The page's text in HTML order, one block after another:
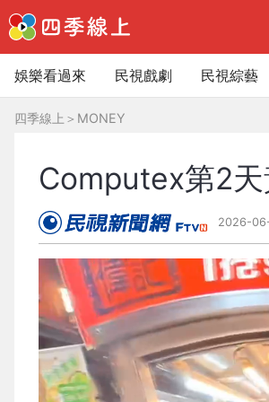
娛樂看過來 民視戲劇 民視綜藝
四季線上 ＞ MONEY
Computex第2
2026-